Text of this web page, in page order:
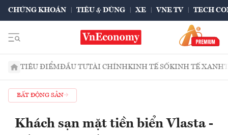
CHỨNG KHOÁN TIÊU & DÙNG XE VNE TV TECH
TIÊU ĐIỂMĐẦU TƯTÀI CHÍNHKINH TẾ SỐKINH TẾ XANH
BẤT ĐỘNG SẢN
Khách sạn mặt tiền biển Vlasta -